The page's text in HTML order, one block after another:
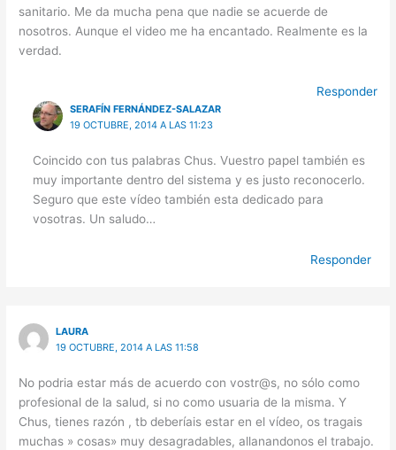
sanitario. Me da mucha pena que nadie se acuerde de
nosotros. Aunque el video me ha encantado. Realmente es la
verdad.
Responder
SERAFÍN FERNÁNDEZ-SALAZAR
19 OCTUBRE, 2014 A LAS 11:23
Coincido con tus palabras Chus. Vuestro papel también es
muy importante dentro del sistema y es justo reconocerlo.
Seguro que este vídeo también esta dedicado para
vosotras. Un saludo…
Responder
LAURA
19 OCTUBRE, 2014 A LAS 11:58
No podria estar más de acuerdo con vostr@s, no sólo como
profesional de la salud, si no como usuaria de la misma. Y
Chus, tienes razón , tb deberíais estar en el vídeo, os tragais
muchas » cosas» muy desagradables, allanandonos el trabajo.